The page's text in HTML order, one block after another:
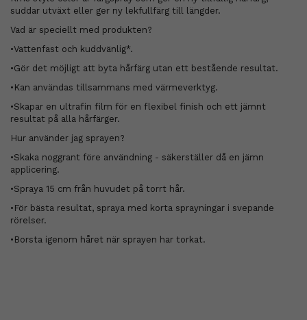
suddar utväxt eller ger ny lekfullfärg till längder.
Vad är speciellt med produkten?
•Vattenfast och kuddvänlig*.
•Gör det möjligt att byta hårfärg utan ett bestående resultat.
•Kan användas tillsammans med värmeverktyg.
•Skapar en ultrafin film för en flexibel finish och ett jämnt
resultat på alla hårfärger.
Hur använder jag sprayen?
•Skaka noggrant före användning - säkerställer då en jämn
applicering.
•Spraya 15 cm från huvudet på torrt hår.
•För bästa resultat, spraya med korta sprayningar i svepande
rörelser.
•Borsta igenom håret när sprayen har torkat.